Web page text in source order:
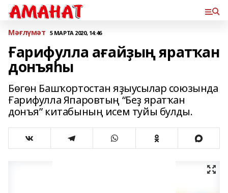
Мәғлүмәт 5 МАРТА 2020, 14:46
Ғарифулла ағайҙың яратҡан
донъяһы
Бөгөн Башҡортостан яҙыусылар союзында
Ғарифулла Япаровтың “Беҙ яратҡан
донъя” китабының исем туйы булды.